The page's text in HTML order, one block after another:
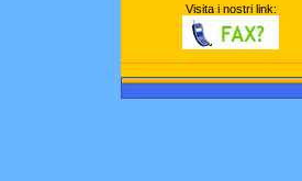
Visita i nostri link: